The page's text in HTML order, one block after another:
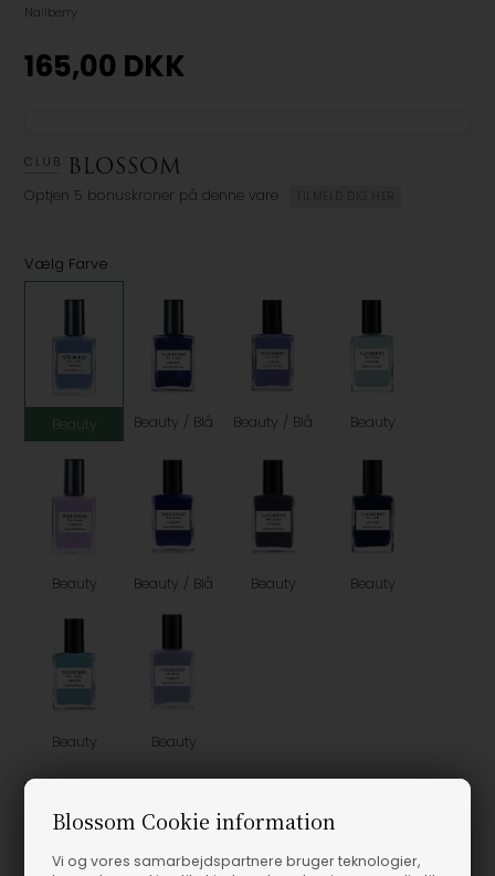
Blossom Cookie information
Vi og vores samarbejdspartnere bruger teknologier,
Nailberry
165,00 DKK
Optjen 5 bonuskroner på denne vare TILMELD DIG HER
Vælg Farve
Beauty Beauty / Blå Beauty / Blå Beauty
Beauty Beauty / Blå Beauty Beauty
Beauty Beauty
Vælg Størrelse
15ML